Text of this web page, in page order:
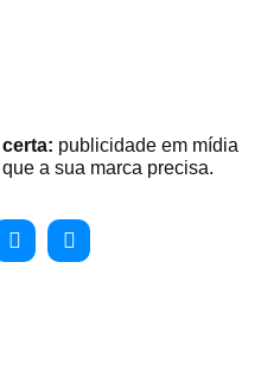
publicidade em mídia
a sua marca precisa.